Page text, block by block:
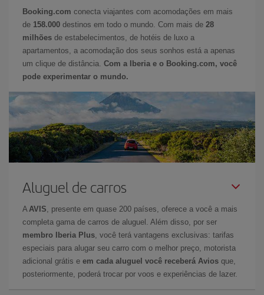
Booking.com conecta viajantes com acomodações em mais
de 158.000 destinos em todo o mundo. Com mais de 28
milhões de estabelecimentos, de hotéis de luxo a
apartamentos, a acomodação dos seus sonhos está a apenas
um clique de distância. Com a Iberia e o Booking.com, você
pode experimentar o mundo.
Aluguel de carros
A AVIS , presente em quase 200 países, oferece a você a mais
completa gama de carros de aluguel. Além disso, por ser
membro Iberia Plus , você terá vantagens exclusivas: tarifas
especiais para alugar seu carro com o melhor preço, motorista
adicional grátis e em cada aluguel você receberá Avios que,
posteriormente, poderá trocar por voos e experiências de lazer.